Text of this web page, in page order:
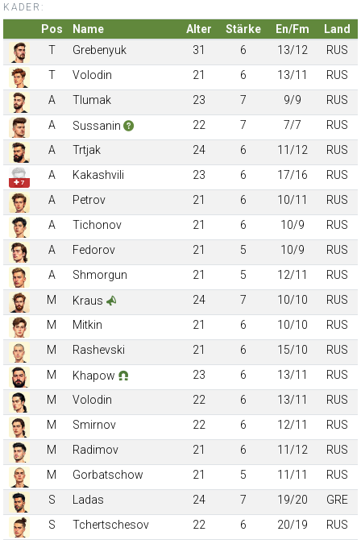
KADER:
Pos Name Alter Stärke En/Fm
Land
T
Grebenyuk 31 6 13/12
RUS
T
Volodin 21 6 13/11
RUS
A
Tlumak 23 7 9/9
RUS
A
Sussanin 22 7 7/7
RUS
A
Trtjak 24 6 11/12 RUS
✚ 7
A Kakashvili 23 6 17/16
RUS
A
Petrov 21 6 10/11
RUS
A
Tichonov 21 6 10/9
RUS
A
Fedorov 21 5 10/9
RUS
A
Shmorgun 21 5 12/11
RUS
M
Kraus 24 7 10/10
RUS
M
Mitkin 21 6 10/10
RUS
M
Rashevski 21 6 15/10
RUS
M
Khapow 23 6 13/11
RUS
M
Volodin 22 6 13/11
RUS
M
Smirnov 22 6 12/11
RUS
M
Radimov 21 6 11/12
RUS
M
Gorbatschow 21 5 11/11
RUS
S
Ladas 24 7 19/20
GRE
S
Tchertschesov 22 6 20/19 RUS